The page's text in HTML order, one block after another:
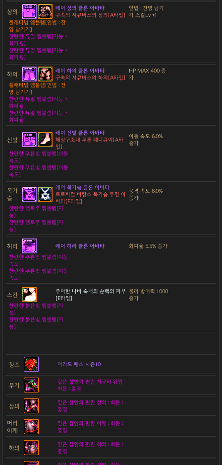
상의
레어 상의 클론 아바타
구속의 서큐버스의 상의[A타입]
인법 : 잔영 남기
기 스킬Lv +1
플래티넘 엠블렘[인법 : 잔
영 남기기]
찬란한 듀얼 엠블렘[지능 +
회피율]
찬란한 듀얼 엠블렘[지능 +
회피율]
하의
레어 하의 클론 아바타
구속의 서큐버스의 하의[A타입]
HP MAX 400 증
가
플래티넘 엠블렘[인법 : 잔
영 남기기]
찬란한 듀얼 엠블렘[지능 +
회피율]
찬란한 듀얼 엠블렘[지능 +
회피율]
신발
레어 신발 클론 아바타
해상구조대 투톤 페디큐어[A타
입]
이동 속도 6.0%
증가
찬란한 푸른빛 엠블렘[이동
속도]
찬란한 푸른빛 엠블렘[이동
속도]
목가
슴
레어 목가슴 클론 아바타
트로피컬 바캉스 목가슴 투명 아
바타[E타입]
공격 속도 6.0%
증가
찬란한 옐로우 엠블렘[지
능]
찬란한 옐로우 엠블렘[지
능]
허리 레어 허리 클론 아바타
회피율 5.5% 증가
찬란한 푸른빛 엠블렘[이동
속도]
찬란한 푸른빛 엠블렘[이동
속도]
스킨
우아한 나비 숙녀의 순백의 피부
[E타입]
물리 방어력 1000
증가
찬란한 붉은빛 엠블렘[지
능]
찬란한 붉은빛 엠블렘[지
능]
칭호 아라드 패스 시즌10
무기
짙은 심연의 편린 차크라 웨펀 :
화둔 : 홍염
상의
짙은 심연의 편린 상의 : 화둔 :
홍염
머리
어깨
짙은 심연의 편린 어깨 : 화둔 :
홍염
하의
짙은 심연의 편린 하의 : 화둔 :
홍염